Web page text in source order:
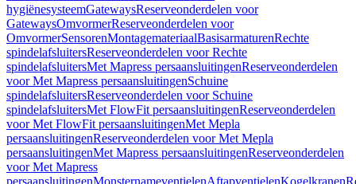
hygiënesysteemGatewaysReserveonderdelen voor
GatewaysOmvormerReserveonderdelen voor
OmvormerSensorenMontagemateriaalBasisarmaturenRechte
spindelafsluitersReserveonderdelen voor Rechte
spindelafsluitersMet Mapress persaansluitingenReserveonderdelen
voor Met Mapress persaansluitingenSchuine
spindelafsluitersReserveonderdelen voor Schuine
spindelafsluitersMet FlowFit persaansluitingenReserveonderdelen
voor Met FlowFit persaansluitingenMet Mepla
persaansluitingenReserveonderdelen voor Met Mepla
persaansluitingenMet Mapress persaansluitingenReserveonderdelen
voor Met Mapress
persaansluitingenMonsternameventielenAftapventielenKogelkranen